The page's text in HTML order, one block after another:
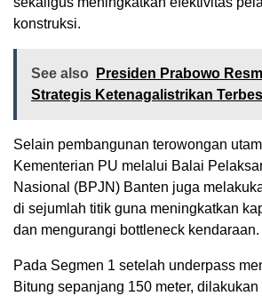
konstruksi.
See also
Presiden Prabowo
Strategis Ketenagalistrikan
Selain pembangunan terowongan
Kementerian PU melalui Balai
Nasional (BPJN) Banten juga
di sejumlah titik guna meningkatkan
dan mengurangi bottleneck kendaraan.
Pada Segmen 1 setelah underpass
Bitung sepanjang 150 meter,